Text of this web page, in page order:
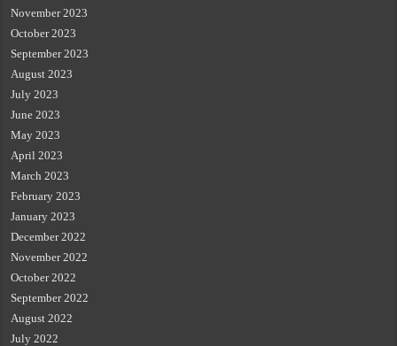
November 2023
October 2023
September 2023
August 2023
July 2023
June 2023
May 2023
April 2023
March 2023
February 2023
January 2023
December 2022
November 2022
October 2022
September 2022
August 2022
July 2022